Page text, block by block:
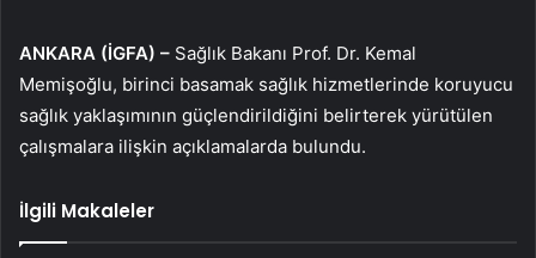
ANKARA (İGFA) – Sağlık Bakanı Prof. Dr. Kemal
Memişoğlu, birinci basamak sağlık hizmetlerinde koruyucu
sağlık yaklaşımının güçlendirildiğini belirterek yürütülen
çalışmalara ilişkin açıklamalarda bulundu.
İlgili Makaleler